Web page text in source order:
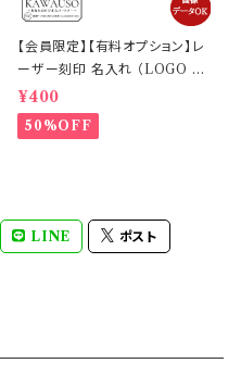
【会員限定】【有料オプション】レ
ーザー刻印 名入れ （LOGO ロ
ゴデータ) 【代引決済不可・単体
購入不可】
¥400
50%OFF
LINE ポスト